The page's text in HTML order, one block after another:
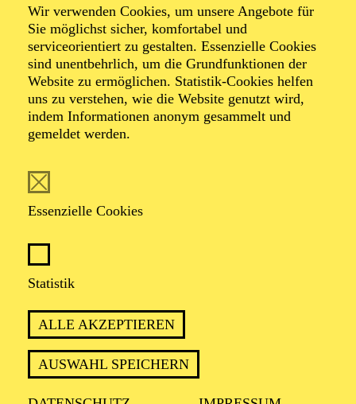
Wir verwenden Cookies, um unsere Angebote für
Sie möglichst sicher, komfortabel und
serviceorientiert zu gestalten. Essenzielle Cookies
sind unentbehrlich, um die Grundfunktionen der
Website zu ermöglichen. Statistik-Cookies helfen
uns zu verstehen, wie die Website genutzt wird,
indem Informationen anonym gesammelt und
gemeldet werden.
Essenzielle Cookies
Statistik
ALLE AKZEPTIEREN
AUSWAHL SPEICHERN
Dramma giocoso in zwei Akten von Wolfgang
Amadeus Mozart
Dichtung von Lorenzo Da Ponte
INSZENIERUNG ÜBER DEN MYTHOS
PREMIERE
27. Januar 2007